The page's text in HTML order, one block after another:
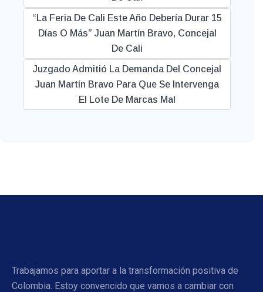
“La Feria De Cali Este Año Debería Durar 15
Días O Más” Juan Martín Bravo, Concejal
De Cali
Juzgado Admitió La Demanda Del Concejal
Juan Martín Bravo Para Que Se Intervenga
El Lote De Marcas Mal
Trabajamos para aportar a la transformación positiva de
Colombia. Estoy convencido que vamos a cambiar con